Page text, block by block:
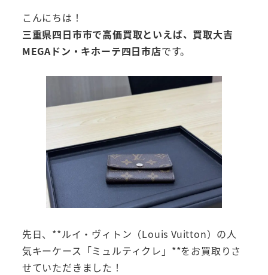
こんにちは！
三重県四日市市で高価買取といえば、買取大吉
MEGAドン・キホーテ四日市店です。
先日、**ルイ・ヴィトン（Louis Vuitton）の人
気キーケース「ミュルティクレ」**をお買取りさ
せていただきました！